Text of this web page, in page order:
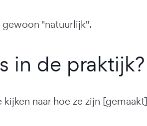
"natuurlijk".
in de praktijk?
naar hoe ze zijn